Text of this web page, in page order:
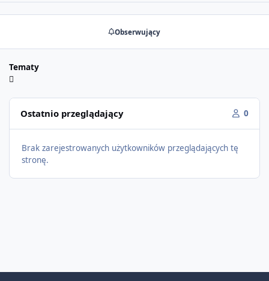
Obserwujący
Tematy
Ostatnio przeglądający 0
Brak zarejestrowanych użytkowników przeglądających tę
stronę.